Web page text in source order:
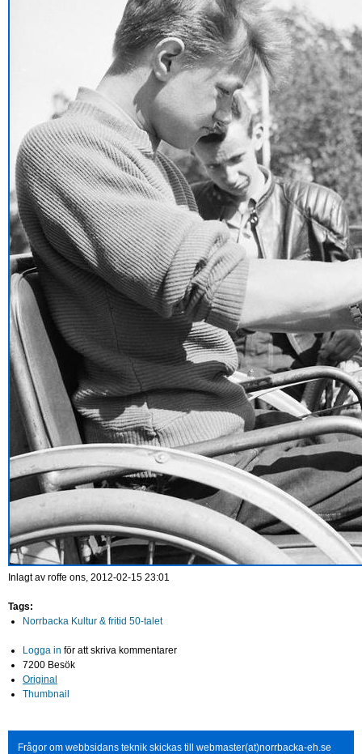
Inlagt av roffe ons, 2012-02-15 23:01
Tags:
Norrbacka Kultur & fritid 50-talet
Logga in för att skriva kommentarer
7200 Besök
Original
Thumbnail
Frågor om webbsidans teknik skickas till webmaster(at)norrbacka-eh.se